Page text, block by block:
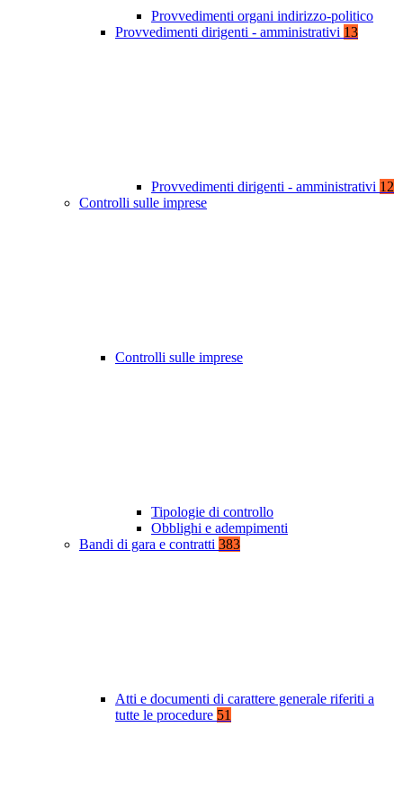
Provvedimenti organi indirizzo-politico
Provvedimenti dirigenti - amministrativi 13
Provvedimenti dirigenti - amministrativi 12
Controlli sulle imprese
Controlli sulle imprese
Tipologie di controllo
Obblighi e adempimenti
Bandi di gara e contratti 383
Atti e documenti di carattere generale riferiti a
tutte le procedure 51